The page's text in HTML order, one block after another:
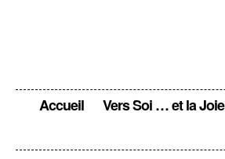
Accueil Vers Soi … et la Joie